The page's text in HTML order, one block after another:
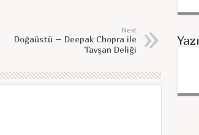
Next
Doğaüstü – Deepak Chopra ile
Tavşan Deliği
Yazı